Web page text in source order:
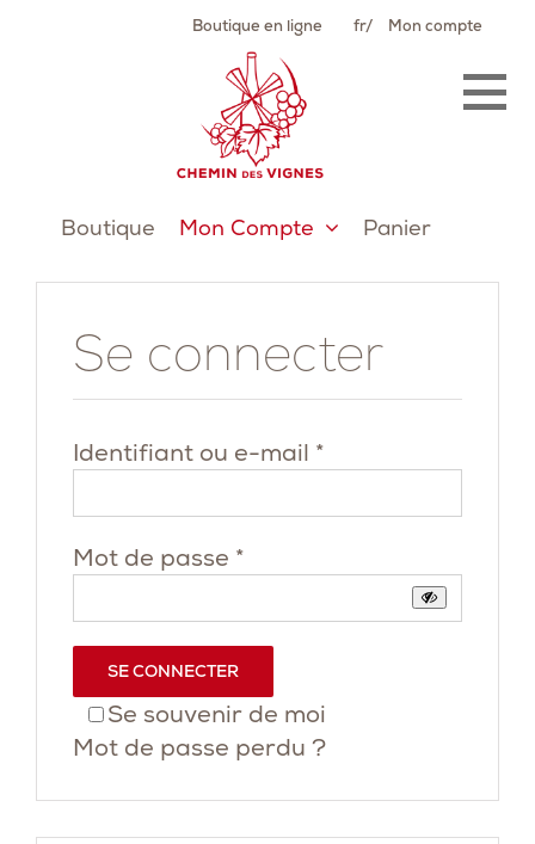
Boutique en ligne fr Mon compte
Boutique Mon Compte Panier
Se connecter
Identifiant ou e-mail *
Mot de passe *
Se souvenir de moi
SE CONNECTER
Mot de passe perdu ?